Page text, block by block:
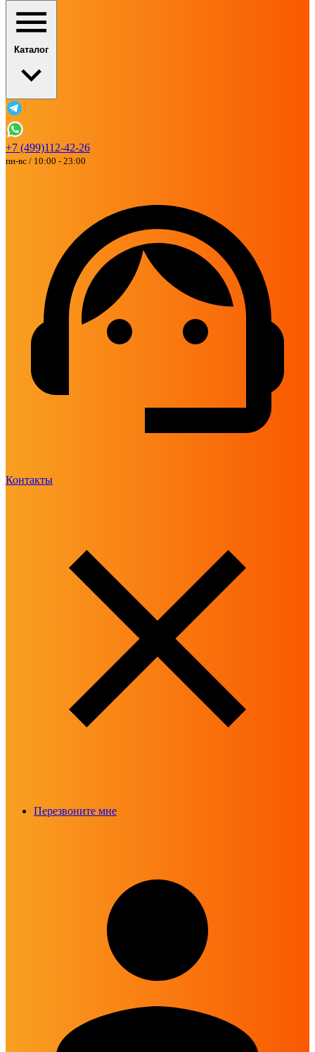
Каталог
+7 (499)112-42-26
пн-вс / 10:00 - 23:00
Контакты
Перезвоните мне